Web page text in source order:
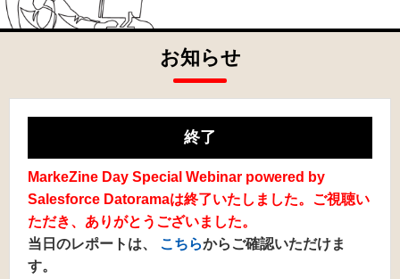
お知らせ
終了
MarkeZine Day Special Webinar powered by
Salesforce Datoramaは終了いたしました。ご視聴い
ただき、ありがとうございました。
当日のレポートは、 こちらからご確認いただけま
す。